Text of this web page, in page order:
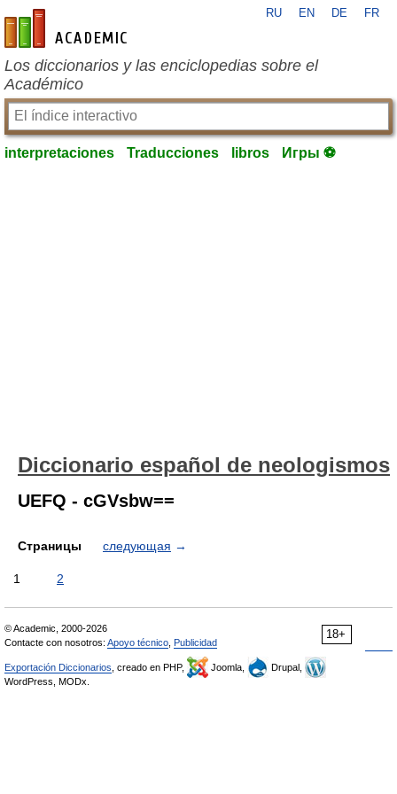
es-academic.com
RU EN DE FR
Los diccionarios y las enciclopedias sobre el
Académico
interpretaciones Traducciones libros Игры ⚽
Diccionario español de neologismos
UEFQ - cGVsbw==
Страницы следующая →
1 2
18+
© Academic, 2000-2026
Contacte con nosotros: Apoyo técnico Publicidad
Exportación Diccionarios , creado en PHP, Joomla,
Drupal,
WordPress, MODx.